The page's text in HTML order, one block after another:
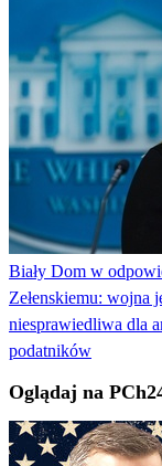
Biały Dom w
Zełenskiemu: wojna
niesprawiedliwa dla
podatników
Oglądaj na